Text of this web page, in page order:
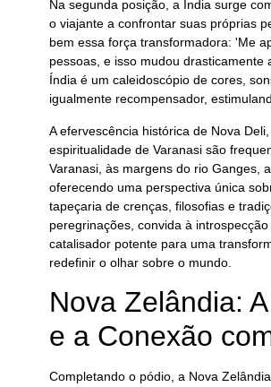
Na segunda posição, a Índia surge
o viajante a confrontar suas próprias
bem essa força transformadora: 'Me
pessoas, e isso mudou
Índia é um caleidoscópio de cores,
igualmente recompensador,
A efervescência histórica de Nova
espiritualidade de Varanasi são
Varanasi, às margens do rio Ganges,
oferecendo uma perspectiva única
tapeçaria de crenças, filosofias e
peregrinações, convida à
catalisador potente para uma
redefinir o olhar sobre o mundo.
Nova Zelândia:
e a Conexão
Completando o pódio, a Nova